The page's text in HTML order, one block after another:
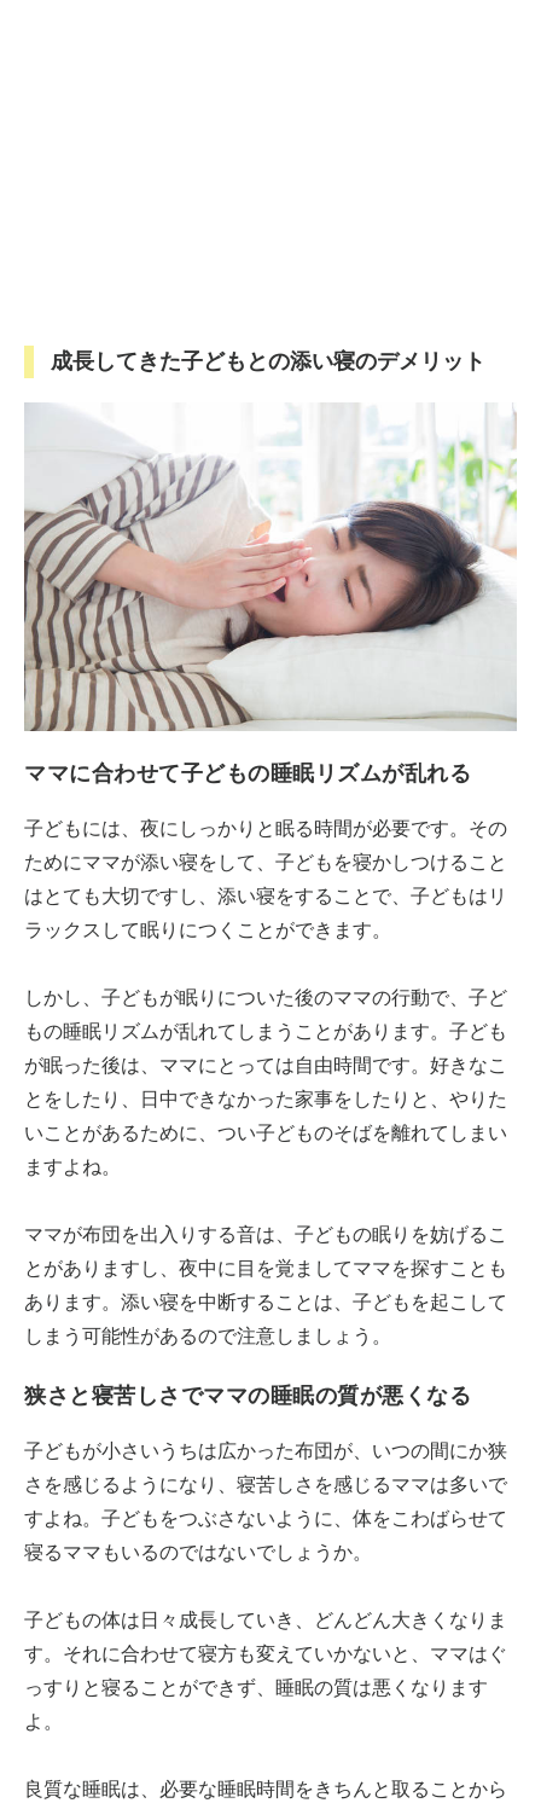
成長してきた子どもとの添い寝のデメリット
ママに合わせて子どもの睡眠リズムが乱れる
子どもには、夜にしっかりと眠る時間が必要です。その
ためにママが添い寝をして、子どもを寝かしつけること
はとても大切ですし、添い寝をすることで、子どもはリ
ラックスして眠りにつくことができます。
しかし、子どもが眠りについた後のママの行動で、子ど
もの睡眠リズムが乱れてしまうことがあります。子ども
が眠った後は、ママにとっては自由時間です。好きなこ
とをしたり、日中できなかった家事をしたりと、やりた
いことがあるために、つい子どものそばを離れてしまい
ますよね。
ママが布団を出入りする音は、子どもの眠りを妨げるこ
とがありますし、夜中に目を覚ましてママを探すことも
あります。添い寝を中断することは、子どもを起こして
しまう可能性があるので注意しましょう。
狭さと寝苦しさでママの睡眠の質が悪くなる
子どもが小さいうちは広かった布団が、いつの間にか狭
さを感じるようになり、寝苦しさを感じるママは多いで
すよね。子どもをつぶさないように、体をこわばらせて
寝るママもいるのではないでしょうか。
子どもの体は日々成長していき、どんどん大きくなりま
す。それに合わせて寝方も変えていかないと、ママはぐ
っすりと寝ることができず、睡眠の質は悪くなります
よ。
良質な睡眠は、必要な睡眠時間をきちんと取ることから